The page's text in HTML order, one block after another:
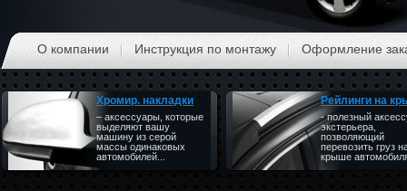
О компании Инструкция по монтажу Оформление
Хромир. накладки
– аксессуары, которые
выделяют вашу
машину из серой
массы одинаковых
автомобилей...
Рейлинги на
- полезный
экстерьера,
позволяющий
перевозить груз
крыше